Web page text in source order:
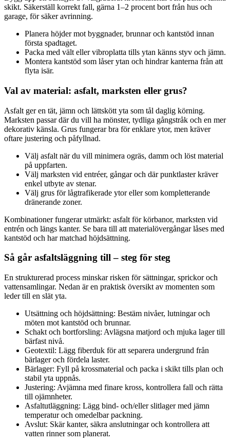
skikt. Säkerställ korrekt fall, gärna 1–2 procent bort från hus och
garage, för säker avrinning.
Planera höjder mot byggnader, brunnar och kantstöd innan
första spadtaget.
Packa med vält eller vibroplatta tills ytan känns styv och jämn.
Montera kantstöd som låser ytan och hindrar kanterna från att
flyta isär.
Val av material: asfalt, marksten eller grus?
Asfalt ger en tät, jämn och lättskött yta som tål daglig körning.
Marksten passar där du vill ha mönster, tydliga gångstråk och en mer
dekorativ känsla. Grus fungerar bra för enklare ytor, men kräver
oftare justering och påfyllnad.
Välj asfalt när du vill minimera ogräs, damm och löst material
på uppfarten.
Välj marksten vid entréer, gångar och där punktlaster kräver
enkel utbyte av stenar.
Välj grus för lågtrafikerade ytor eller som kompletterande
dränerande zoner.
Kombinationer fungerar utmärkt: asfalt för körbanor, marksten vid
entrén och längs kanter. Se bara till att materialövergångar låses med
kantstöd och har matchad höjdsättning.
Så går asfaltsläggning till – steg för steg
En strukturerad process minskar risken för sättningar, sprickor och
vattensamlingar. Nedan är en praktisk översikt av momenten som
leder till en slät yta.
Utsättning och höjdsättning: Bestäm nivåer, lutningar och
möten mot kantstöd och brunnar.
Schakt och bortforsling: Avlägsna matjord och mjuka lager till
bärfast nivå.
Geotextil: Lägg fiberduk för att separera undergrund från
bärlager och fördela laster.
Bärlager: Fyll på krossmaterial och packa i skikt tills plan och
stabil yta uppnås.
Justering: Avjämna med finare kross, kontrollera fall och rätta
till ojämnheter.
Asfaltutläggning: Lägg bind- och/eller slitlager med jämn
temperatur och omedelbar packning.
Avslut: Skär kanter, säkra anslutningar och kontrollera att
vatten rinner som planerat.